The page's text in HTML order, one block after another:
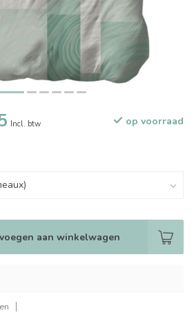
Incl. btw op voorraad
aan winkelwagen